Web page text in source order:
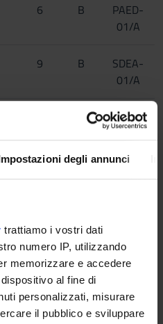
degli annunci
trattiamo i vostri dati
numero IP, utilizzando
memorizzare e accedere
al fine di
personalizzati, misurare
il pubblico e sviluppare
6 B
PAED-
01/A
9 B
SDEA-
01/A
PSIC-
02/A
6 F
nell'A.A. 2027/2028
CREDITI TAF SSD